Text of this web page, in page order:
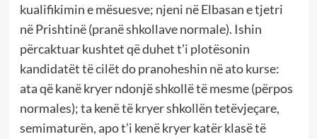
kualifikimin e mësuesve; njeni në Elbasan e tjetri
në Prishtinë (pranë shkollave normale). Ishin
përcaktuar kushtet që duhet t’i plotësonin
kandidatët të cilët do pranoheshin në ato kurse:
ata që kanë kryer ndonjë shkollë të mesme (përpos
normales); ta kenë të kryer shkollën tetëvjeçare,
semimaturën, apo t’i kenë kryer katër klasë të